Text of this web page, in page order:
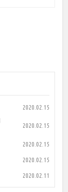
2020.02.15
2020.02.15
2020.02.15
2020.02.15
2020.02.11